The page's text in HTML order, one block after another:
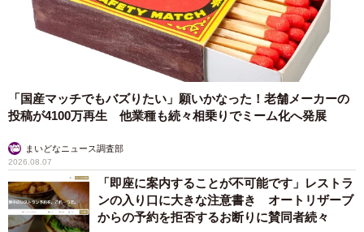
—最後に、学生さんに何か伝えたいことはありますか？
「コロナ禍、誰もがハートをぶっ壊しながら毎日生きて
る。金に困り、生活に追われても、しっかり夢喰って生き
ろよ」
相変わらずクセが強い…新作のコンセプトは？
そんな片岡さんが手掛けた新作「GIRL FRIEND」のラベル
文はこちら。
「国産マッチでもバズりたい」願いかなった！老舗メーカーの
投稿が4100万再生 他業種も続々相乗りでミーム化へ発展
まいどなニュース調査部
2026.08.07
「即座に案内することが不可能です」レストラ
ンの入り口に大きな注意書き オートリザーブ
からの予約を拒否するお断りに賛同者続々